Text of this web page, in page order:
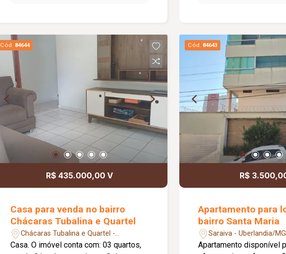
e praticidade no dia a dia. Dispõe de 03
quartos, todos com armários
planejados, sendo 01 suíte com sacada.
Possui ainda banheiro social, área de
serviço com sacada e 02 vagas de
garagem cobertas. O condomínio
oferece elevador, gás canalizado e
água inclusa na taxa condominial,
garantindo mais comodidade para os
moradores. Agende já sua visita e
venha conhecer esta excelente
oportunidade de locação!
com banheiro de apoio,
excelente área de lazer
aquecida. Conta ainda
estacionamento para
No 02º piso, encontra-
apoio e 04 suítes, todas
planejados, sendo 01
equipada com
proporcionando ainda
privacidade. Agende já sua visita e
venha conhecer esta
oportunidade de locação!
Cód. 84644
R$ 435.000,00 V
Casa para venda no bairro
Chácaras Tubalina e Quartel
Chácaras Tubalina e Quartel -
Uberlândia/MG
Casa. O imóvel conta com: 03 quartos,
Cód. 84643
R$
Apartamento para
bairro Santa Maria
Saraiva - Uberlandia/MG
Apartamento disponível